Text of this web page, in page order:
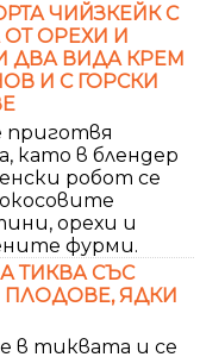
ЧИЙЗКЕЙК С
ОРЕХИ И
ДВА ВИДА КРЕМ
И С ГОРСКИ
приготвя
като в блендер
робот се
орехи и
фурми.
ТИКВА СЪС
ЯДКИ
в тиквата и се